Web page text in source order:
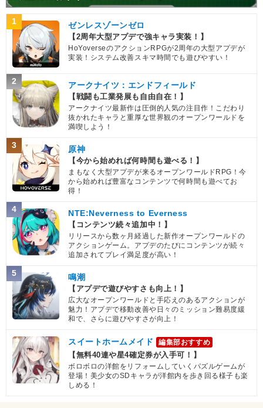
1 ゼンレスゾーンゼロ
【2周年大型アプデで強キャラ実装！】
HoYoverseのアクションRPGが2周年の大型アプデが
実装！システム改善スキマ時間でも遊びやすい！
2 アークナイツ：エンドフィールド
【戦闘も工業発展も自由自在！】
アークナイツ最新作は圧倒的人気の注目作！こだわり
抜かれたキャラと重厚な世界観のオープンワールドを
満喫しよう！
3 原神
【今から始めれば何時間も遊べる！】
まもなく大型アプデが来るオープンワールドRPG！今
から始めれば豊富なコンテンツで何時間も遊べてお
得！
4 NTE:Neverness to Everness
【コンテンツ続々追加中！】
リリースから数ヶ月経過した新作オープンワールドの
アクションゲーム。アプデのたびにコンテンツが続々
追加されてプレイ満足度が高い！
5 鳴潮
【アプデで遊びやすさも向上！】
広大なオープンワールドと手応えのあるアクションが
魅力！アプデで移動改善や日々のミッション難易度緩
和で、さらに遊びやすさが向上！
スイートホームメイド 編集部おすすめ
【無料40連や星4確定券が入手可！】
ボロボロの洋館をリフォームしていくパズルゲームが
登場！美少女のSDキャラが洋館内を歩き回る様子も楽
しめる！